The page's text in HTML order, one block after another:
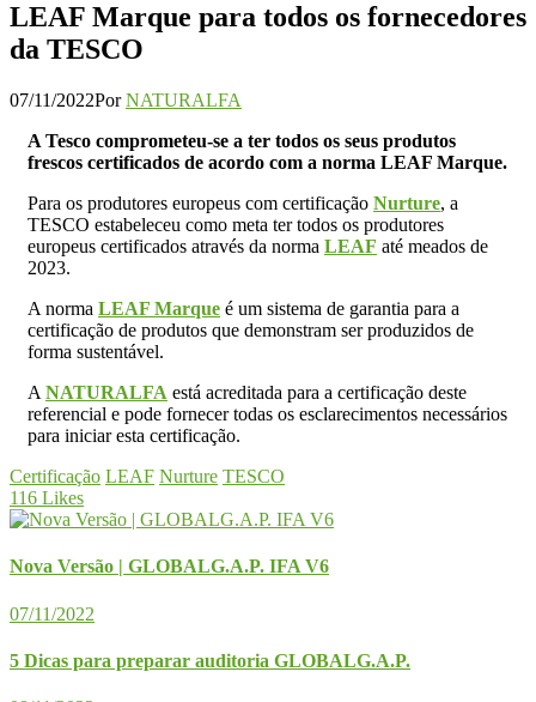
LEAF Marque para todos os fornecedores
da TESCO
07/11/2022PorNATURALFA
A Tesco comprometeu-se a ter todos os seus produtos
frescos certificados de acordo com a norma LEAF Marque.
Para os produtores europeus com certificação Nurture, a
TESCO estabeleceu como meta ter todos os produtores
europeus certificados através da norma LEAF até meados de
2023.
A norma LEAF Marque é um sistema de garantia para a
certificação de produtos que demonstram ser produzidos de
forma sustentável.
A NATURALFA está acreditada para a certificação deste
referencial e pode fornecer todas os esclarecimentos necessários
para iniciar esta certificação.
Certificação LEAF Nurture TESCO
116 Likes
Nova Versão | GLOBALG.A.P. IFA V6
07/11/2022
5 Dicas para preparar auditoria GLOBALG.A.P.